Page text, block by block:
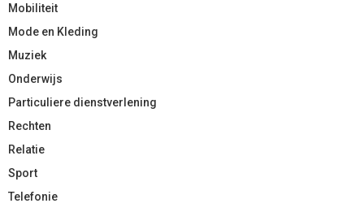
Mobiliteit
Mode en Kleding
Muziek
Onderwijs
Particuliere dienstverlening
Rechten
Relatie
Sport
Telefonie